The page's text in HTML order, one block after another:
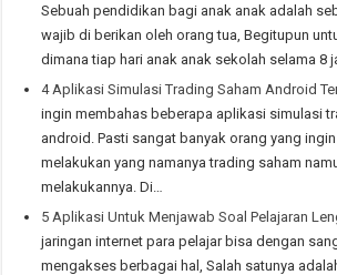
Sebuah pendidikan bagi anak anak adalah
wajib di berikan oleh orang tua, Begitupun
dimana tiap hari anak anak sekolah selama 8
4 Aplikasi Simulasi Trading Saham Android
ingin membahas beberapa aplikasi simulasi
android. Pasti sangat banyak orang yang
melakukan yang namanya trading saham
melakukannya. Di…
5 Aplikasi Untuk Menjawab Soal Pelajaran
jaringan internet para pelajar bisa dengan
mengakses berbagai hal, Salah satunya